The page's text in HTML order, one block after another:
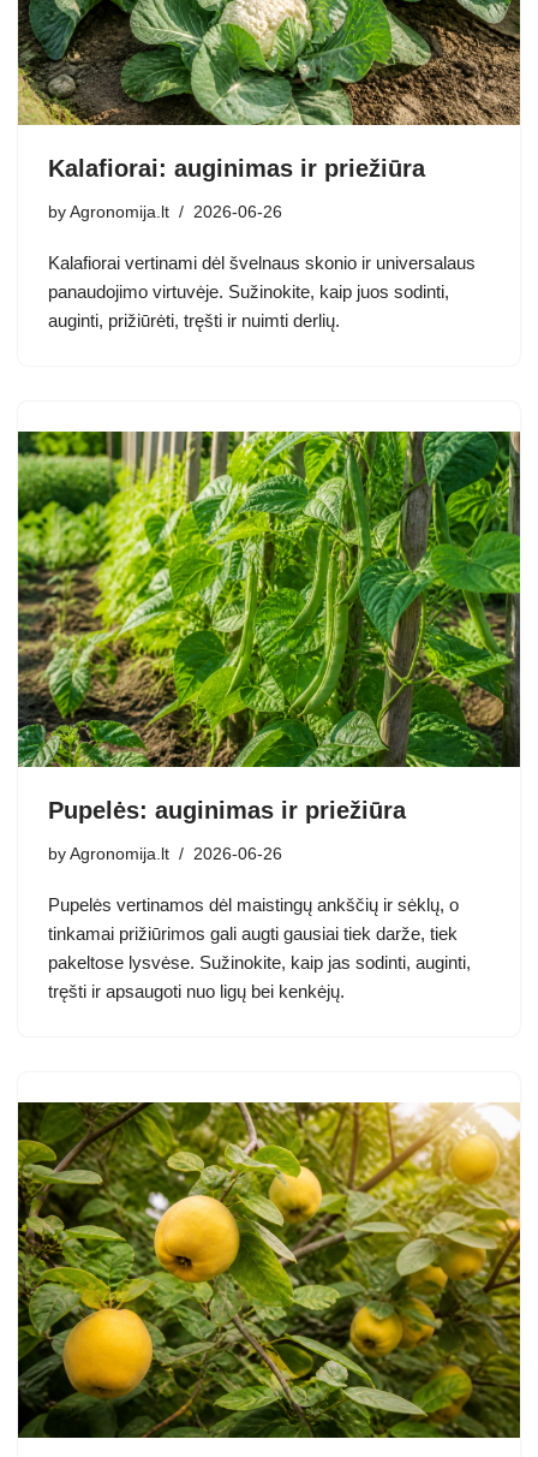
Kalafiorai: auginimas ir priežiūra
by Agronomija.lt 2026-06-26
Kalafiorai vertinami dėl švelnaus skonio ir universalaus
panaudojimo virtuvėje. Sužinokite, kaip juos sodinti,
auginti, prižiūrėti, tręšti ir nuimti derlių.
Pupelės: auginimas ir priežiūra
by Agronomija.lt 2026-06-26
Pupelės vertinamos dėl maistingų ankščių ir sėklų, o
tinkamai prižiūrimos gali augti gausiai tiek darže, tiek
pakeltose lysvėse. Sužinokite, kaip jas sodinti, auginti,
tręšti ir apsaugoti nuo ligų bei kenkėjų.